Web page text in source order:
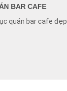
BAR CAFE
quán bar cafe đẹp